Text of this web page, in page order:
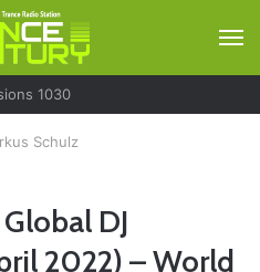
1030
Schulz
DJ
2022) – World